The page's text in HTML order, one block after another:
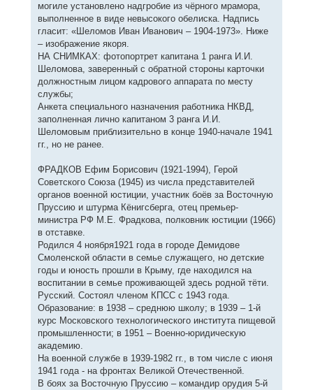
могиле установлено надгробие из чёрного мрамора,
выполненное в виде невысокого обелиска. Надпись
гласит: «Шеломов Иван Иванович – 1904-1973». Ниже
– изображение якоря.
НА СНИМКАХ: фотопортрет капитана 1 ранга И.И.
Шеломова, заверенный с обратной стороны карточки
должностным лицом кадрового аппарата по месту
службы;
Анкета специального назначения работника НКВД,
заполненная лично капитаном 3 ранга И.И.
Шеломовым приблизительно в конце 1940-начале 1941
гг., но не ранее.
ФРАДКОВ Ефим Борисович (1921-1994), Герой
Советского Союза (1945) из числа представителей
органов военной юстиции, участник боёв за Восточную
Пруссию и штурма Кёнигсберга, отец премьер-
министра РФ М.Е. Фрадкова, полковник юстиции (1966)
в отставке.
Родился 4 ноября1921 года в городе Демидове
Смоленской области в семье служащего, но детские
годы и юность прошли в Крыму, где находился на
воспитании в семье проживающей здесь родной тёти.
Русский. Состоял членом КПСС с 1943 года.
Образование: в 1938 – среднюю школу; в 1939 – 1-й
курс Московского технологического института пищевой
промышленности; в 1951 – Военно-юридическую
академию.
На военной службе в 1939-1982 гг., в том числе с июня
1941 года - на фронтах Великой Отечественной.
В боях за Восточную Пруссию – командир орудия 5-й